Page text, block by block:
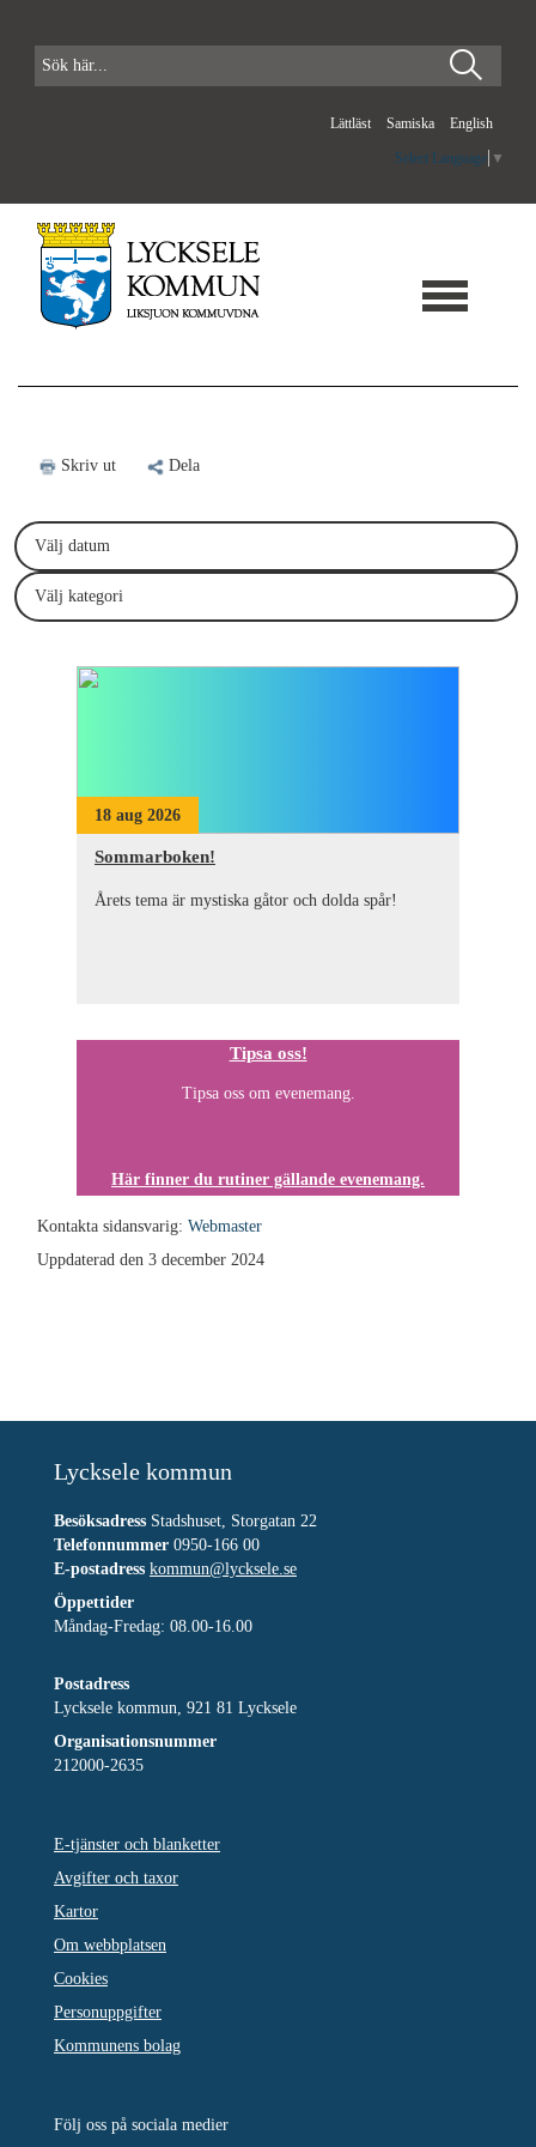
Lättläst Samiska English
Select Language ▼
Skriv ut Dela
Välj datum
Välj kategori
18 aug 2026
Sommarboken!
Årets tema är mystiska gåtor och dolda spår!
Tipsa oss!
Tipsa oss om evenemang.
Här finner du rutiner gällande evenemang.
Kontakta sidansvarig: Webmaster
Uppdaterad den 3 december 2024
Lycksele kommun
Besöksadress Stadshuset, Storgatan 22
Telefonnummer 0950-166 00
E-postadress kommun@lycksele.se
Öppettider
Måndag-Fredag: 08.00-16.00
Postadress
Lycksele kommun, 921 81 Lycksele
Organisationsnummer
212000-2635
E-tjänster och blanketter
Avgifter och taxor
Kartor
Om webbplatsen
Cookies
Personuppgifter
Kommunens bolag
Följ oss på sociala medier